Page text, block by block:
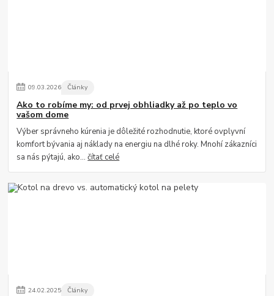
09.03.2026 Články
Ako to robíme my: od prvej obhliadky až po teplo vo
vašom dome
Výber správneho kúrenia je dôležité rozhodnutie, ktoré ovplyvní
komfort bývania aj náklady na energiu na dlhé roky. Mnohí zákazníci
sa nás pýtajú, ako...čítať celé
24.02.2025 Články